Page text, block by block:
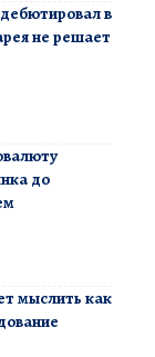
в
не решает
до
мыслить как